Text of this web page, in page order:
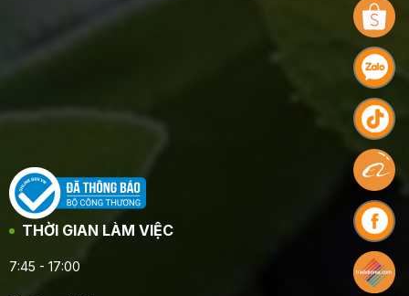
THỜI GIAN LÀM VIỆC
7:45 - 17:00